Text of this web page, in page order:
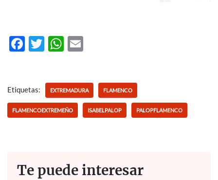
F
b
o
o
T
er
W
s
A
p
Etiquetas: EXTREMADURA FLAMENCO
FLAMENCOEXTREMEÑO ISABELPALOP PALOPFLAMENCO
Te puede interesar